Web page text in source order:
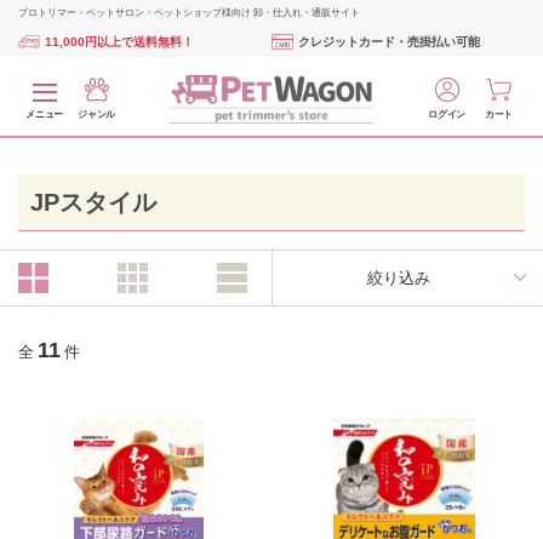
プロトリマー・ペットサロン・ペットショップ様向け 卸・仕入れ・通販サイト
11,000円以上で送料無料！ クレジットカード・売掛払い可能
メニュー ジャンル ログイン カート
JPスタイル
絞り込み
全 11 件